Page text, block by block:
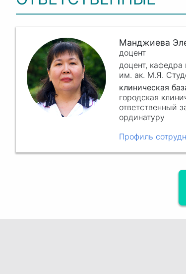
Манджиева
доцент
доцент, кафедра
им. ак. М.Я.
клиническая
городская
ответственный
ординатуру
Профиль